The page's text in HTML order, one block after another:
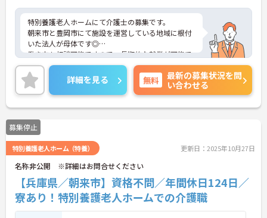
特別養護老人ホームにて介護士の募集です。
朝来市と豊岡市にて施設を運営している地域に根付
いた法人が母体です◎
働き方も相談可能ですので、長期的な就業が可能で
す。
また残業少なめなので出勤日でもプライベートの時
間を確保して頂けます★
少しでも興味をお持ちであれば詳細なお話をさせて
頂きますので気軽にご連絡ください。
詳細を見る 無料
最新の募集状況を問
い合わせる
募集停止
特別養護老人ホーム（特養） 更新日：2025年10月27日
名称非公開 ※詳細はお問合せください
【兵庫県／朝来市】資格不問／年間休日124日／
寮あり！特別養護老人ホームでの介護職